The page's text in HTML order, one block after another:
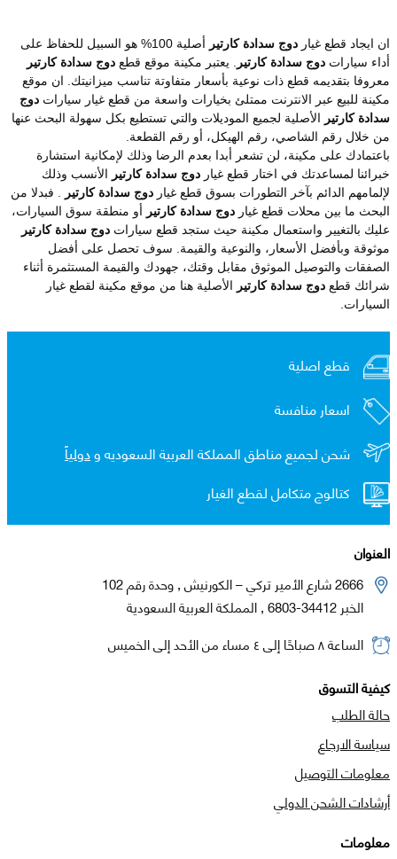
ان ايجاد قطع غيار دوج سدادة كارتير
أصلية 100% هو السبيل للحفاظ على
أداء سيارات دوج سدادة كارتير . يعتبر مكينة موقع قطع دوج سدادة كارتير
معروفا بتقديمه قطع ذات نوعية بأسعار متفاوتة تناسب ميزانيتك. ان موقع
مكينة للبيع عبر الانترنت ممتلئ بخيارات واسعة من قطع غيار سيارات دوج
سدادة كارتير الأصلية لجميع الموديلات والتي تستطيع بكل سهولة البحث عنها
من خلال رقم الشاصي، رقم الهيكل، أو رقم القطعة.
باعتمادك على مكينة، لن تشعر أبدا بعدم الرضا وذلك لإمكانية استشارة
خبرائنا لمساعدتك في اختار قطع غيار دوج سدادة كارتير الأنسب وذلك
لإلمامهم الدائم بآخر التطورات بسوق قطع غيار دوج سدادة كارتير
. فبدلا من
البحث ما بين محلات قطع غيار دوج سدادة كارتير أو منطقة سوق السيارات،
عليك بالتغيير واستعمال مكينة حيث ستجد قطع سيارات دوج سدادة كارتير
موثوقة وبأفضل الأسعار، والنوعية والقيمة. سوف تحصل على أفضل
الصفقات والتوصيل الموثوق مقابل وقتك، جهودك والقيمة المستثمرة أثناء
شرائك قطع دوج سدادة كارتير الأصلية هنا من موقع مكينة لقطع غيار
السيارات.
قطع اصلية
اسعار منافسة
شحن لجميع مناطق المملكة العربية السعوديه ودولياً
كتالوج متكامل لقطع الغيار
العنوان
2666 شارع الأمير تركي – الكورنيش , وحدة رقم 102
الخبر 34412-6803 , المملكة العربية السعودية
الساعة ٨ صباحًا إلى ٤ مساء من الأحد إلى الخميس
كيفية التسوق
حالة الطلب
سياسة الارجاع
معلومات التوصيل
أرشادات الشحن الدولي
معلومات